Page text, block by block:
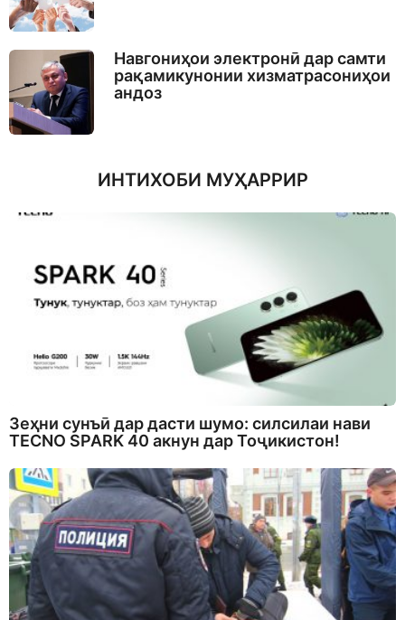
Навгониҳои электронӣ дар самти
рақамикунонии хизматрасониҳои
андоз
ИНТИХОБИ МУҲАРРИР
Зеҳни сунъӣ дар дасти шумо: силсилаи нави
TECNO SPARK 40 акнун дар Тоҷикистон!